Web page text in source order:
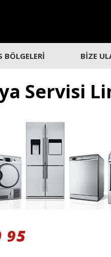
BÖLGELERİ BİZE
Servisi